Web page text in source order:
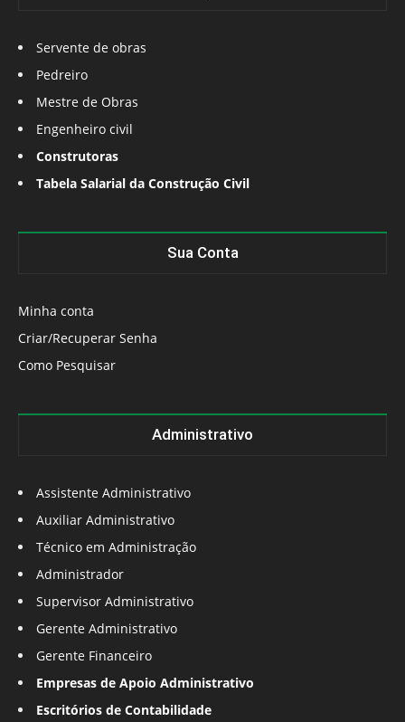
Servente de obras
Pedreiro
Mestre de Obras
Engenheiro civil
Construtoras
Tabela Salarial da Construção Civil
Sua Conta
Minha conta
Criar/Recuperar Senha
Como Pesquisar
Administrativo
Assistente Administrativo
Auxiliar Administrativo
Técnico em Administração
Administrador
Supervisor Administrativo
Gerente Administrativo
Gerente Financeiro
Empresas de Apoio Administrativo
Escritórios de Contabilidade